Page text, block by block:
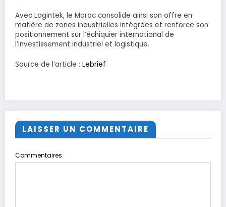
Avec Logintek, le Maroc consolide ainsi son offre en
matière de zones industrielles intégrées et renforce son
positionnement sur l’échiquier international de
l’investissement industriel et logistique.
Source de l’article : Lebrief
LAISSER UN COMMENTAIRE
Commentaires